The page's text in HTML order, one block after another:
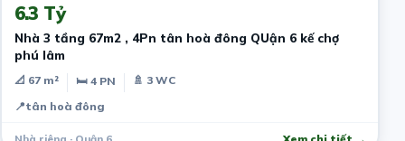
6.3 Tỷ
Nhà 3 tầng 67m2 , 4Pn tân hoà đông QUận 6 kế chợ
phú lâm
📐 67 m² 🛏 4 PN
🚿 3 WC
📍tân hoà đông